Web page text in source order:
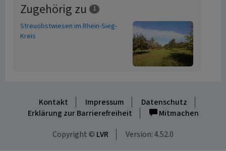
Zugehörig zu 1
Streuobstwiesen im Rhein-Sieg-
Kreis
Kontakt Impressum
Datenschutz
Erklärung zur Barrierefreiheit
Mitmachen
Copyright © LVR Version: 4.52.0